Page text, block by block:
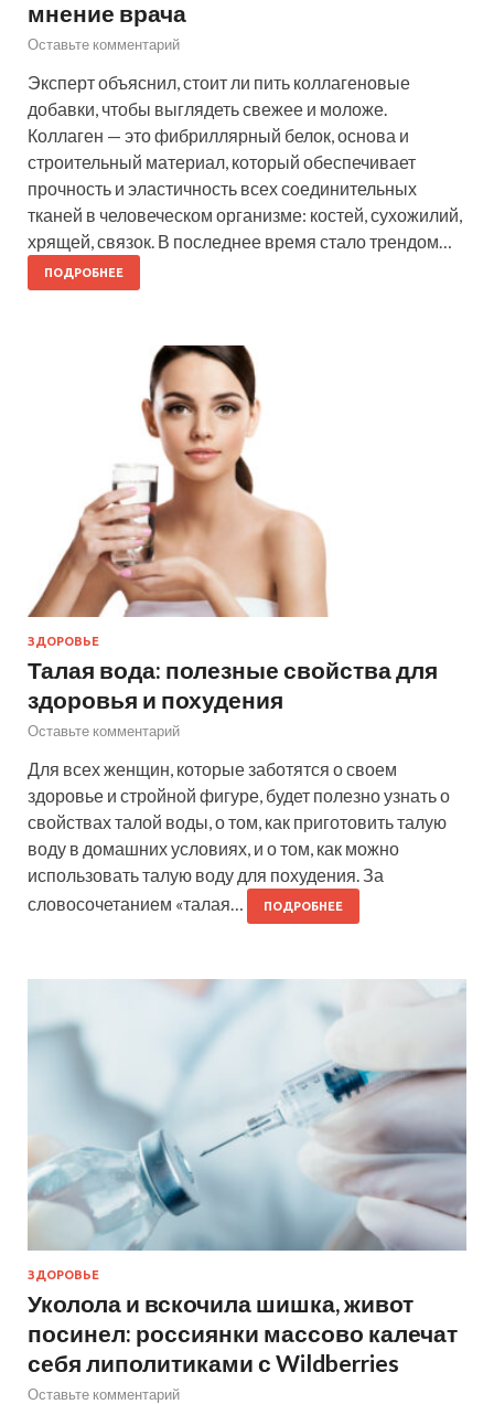
мнение врача
Оставьте комментарий
Эксперт объяснил, стоит ли пить коллагеновые
добавки, чтобы выглядеть свежее и моложе.
Коллаген — это фибриллярный белок, основа и
строительный материал, который обеспечивает
прочность и эластичность всех соединительных
тканей в человеческом организме: костей, сухожилий,
хрящей, связок. В последнее время стало трендом…
ПОДРОБНЕЕ
ЗДОРОВЬЕ
Талая вода: полезные свойства для
здоровья и похудения
Оставьте комментарий
Для всех женщин, которые заботятся о своем
здоровье и стройной фигуре, будет полезно узнать о
свойствах талой воды, о том, как приготовить талую
воду в домашних условиях, и о том, как можно
использовать талую воду для похудения. За
словосочетанием «талая…
ПОДРОБНЕЕ
ЗДОРОВЬЕ
Уколола и вскочила шишка, живот
посинел: россиянки массово калечат
себя липолитиками с Wildberries
Оставьте комментарий